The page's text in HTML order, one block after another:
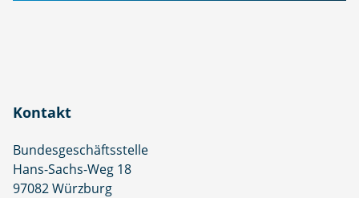
Kontakt
Bundesgeschäftsstelle
Hans-Sachs-Weg 18
97082 Würzburg